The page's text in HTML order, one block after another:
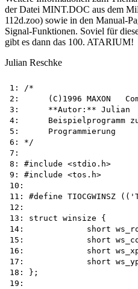
der Datei MINT.DOC aus dem
112d.zoo) sowie in den Manual-
Signal-Funktionen. Soviel für
gibt es dann das 100. ATARIUM!
Julian Reschke
1: /*
2:	(C)1996 MAXON	Computer
3:	**Autor:** Julian	Reschke
4:	Beispielprogramm zur Signal-
5:	Programmierung
6: */
7:
8: #include <stdio.h>
9: #include <tos.h>
10:
11: #define TIOCGWINSZ
12:
13: struct winsize {
14:		short ws_row;
15:		short ws_col;
16:		short ws_xpixel;
17:		short ws_ypixel;
18: };
19: